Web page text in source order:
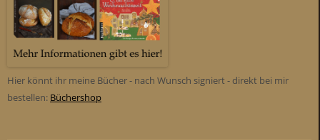
Hier könnt ihr meine Bücher - nach Wunsch signiert - direkt bei mir
bestellen: Büchershop